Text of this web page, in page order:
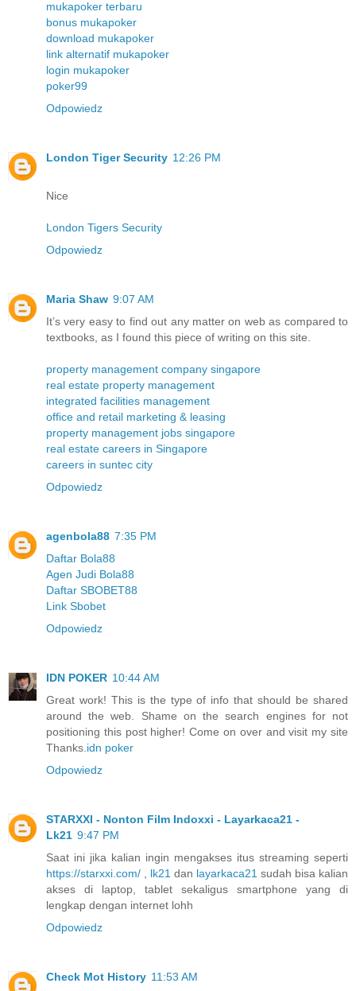
mukapoker terbaru
bonus mukapoker
download mukapoker
link alternatif mukapoker
login mukapoker
poker99
Odpowiedz
London Tiger Security 12:26 PM
Nice
London Tigers Security
Odpowiedz
Maria Shaw 9:07 AM
It’s very easy to find out any matter on web as compared to
textbooks, as I found this piece of writing on this site.
property management company singapore
real estate property management
integrated facilities management
office and retail marketing & leasing
property management jobs singapore
real estate careers in Singapore
careers in suntec city
Odpowiedz
agenbola88 7:35 PM
Daftar Bola88
Agen Judi Bola88
Daftar SBOBET88
Link Sbobet
Odpowiedz
IDN POKER 10:44 AM
Great work! This is the type of info that should be shared
around the web. Shame on the search engines for not
positioning this post higher! Come on over and visit my site
Thanks. idn poker
Odpowiedz
STARXXI - Nonton Film Indoxxi - Layarkaca21 -
Lk21 9:47 PM
Saat ini jika kalian ingin mengakses itus streaming seperti
https://starxxi.com/
lk21 dan layarkaca21 sudah bisa kalian
akses di laptop, tablet sekaligus smartphone yang di
lengkap dengan internet lohh
Odpowiedz
Check Mot History 11:53 AM